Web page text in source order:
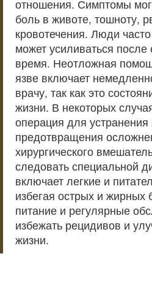
отношения. Симптомы
боль в животе, тошноту,
кровотечения. Люди
может усиливаться
время. Неотложная
язве включает
врачу, так как это
жизни. В некоторых
операция для устранения
предотвращения
хирургического
следовать специальной
включает легкие и
избегая острых и
питание и регулярные
избежать рецидивов и
жизни.